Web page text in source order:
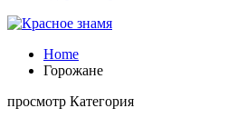
Home
Горожане
просмотр Категория